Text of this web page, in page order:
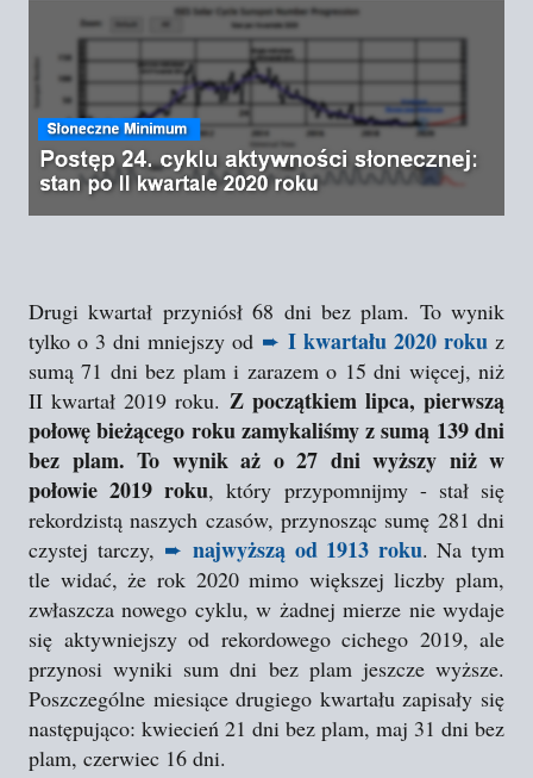
Drugi kwartał przyniósł 68 dni bez plam. To wynik
tylko o 3 dni mniejszy od ➨ I kwartału 2020 roku z
sumą 71 dni bez plam i zarazem o 15 dni więcej, niż
II kwartał 2019 roku. Z początkiem lipca, pierwszą
połowę bieżącego roku zamykaliśmy z sumą 139 dni
bez plam. To wynik aż o 27 dni wyższy niż w
połowie 2019 roku, który przypomnijmy - stał się
rekordzistą naszych czasów, przynosząc sumę 281 dni
czystej tarczy, ➨ najwyższą od 1913 roku. Na tym
tle widać, że rok 2020 mimo większej liczby plam,
zwłaszcza nowego cyklu, w żadnej mierze nie wydaje
się aktywniejszy od rekordowego cichego 2019, ale
przynosi wyniki sum dni bez plam jeszcze wyższe.
Poszczególne miesiące drugiego kwartału zapisały się
następująco: kwiecień 21 dni bez plam, maj 31 dni bez
plam, czerwiec 16 dni.